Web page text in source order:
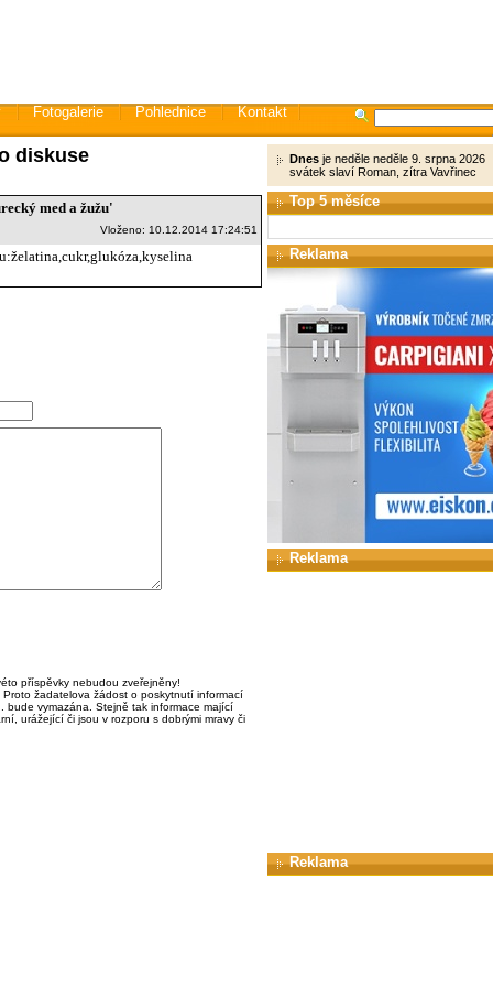
Fotogalerie Pohlednice Kontakt
diskuse
med a žužu'
Vloženo: 10.12.2014 17:24:51
příspěvky nebudou zveřejněny!
žadatelova žádost o poskytnutí informací
bude vymazána. Stejně tak informace mající
urážející či jsou v rozporu s dobrými mravy či
Dnesje neděle neděle 9. srpna 2026
svátek slaví Roman, zítra Vavřinec
Top 5 měsíce
Reklama
Reklama
Reklama